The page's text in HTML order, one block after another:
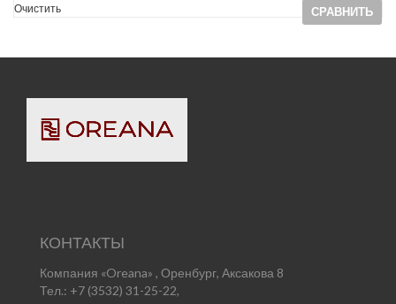
Очистить СРАВНИТЬ
КОНТАКТЫ
Компания «Oreana» , Оренбург, Аксакова 8
Тел.: +7 (3532) 31-25-22,